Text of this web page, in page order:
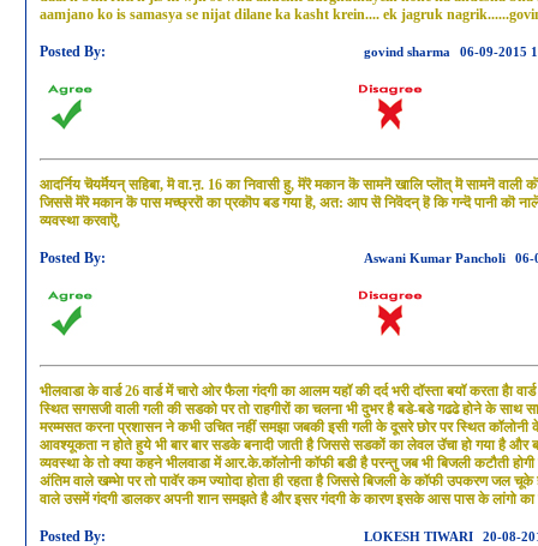
aamjano ko is samasya se nijat dilane ka kasht krein.... ek jagruk
Posted By: govind sharma 06-09-2015
आदर्निय चॆयर्मॆयन् सहिबा, मॆ वा.ऩ. 16 का निवासी हु, मॆरॆ मकान कॆ सामनॆ खालि प्लॊत् मॆ सामनॆ वाली
जिससॆ मॆरॆ मकान कॆ पास मच्छ्ररॊ का प्रकॊप बड गया हॆ, अत: आप सॆ निवॆदन् हॆ कि गन्दॆ पानी कॊ
व्यवस्था करवाऎ,
Posted By: Aswani Kumar Pancholi 06-
भीलवाडा के वार्ड 26 वार्ड में चारो ओर फैला गंदगी का आलम यहॉ की दर्द भरी दॉस्ता बयॉ करता हैा
स्थित सगसजी वाली गली की सडको पर तो राहगीरों का चलना भी दुभर है बडे-बडे गढढे होने के
मरम्मसत करना प्रशासन ने कभी उचित नहीं समझा जबकी इसी गली के दूसरे छोर पर स्थित कॉलोनी
आवश्यूकता न होते हुये भी बार बार सडके बनादी जाती है जिससे सडकों का लेवल उॅचा हो गया है और
व्यवस्था के तो क्या कहने भीलवाडा में आर.के.कॉलोनी कॉफी बडी है परन्तु जब भी बिजली कटौती
अंतिम वाले खम्भेा पर तो पावॅर कम ज्याोदा होता ही रहता है जिससे बिजली के कॉफी उपकरण जल चूके
वाले उसमें गंदगी डालकर अपनी शान समझते है और इसर गंदगी के कारण इसके आस पास के लांगो का
Posted By: LOKESH TIWARI 20-08-